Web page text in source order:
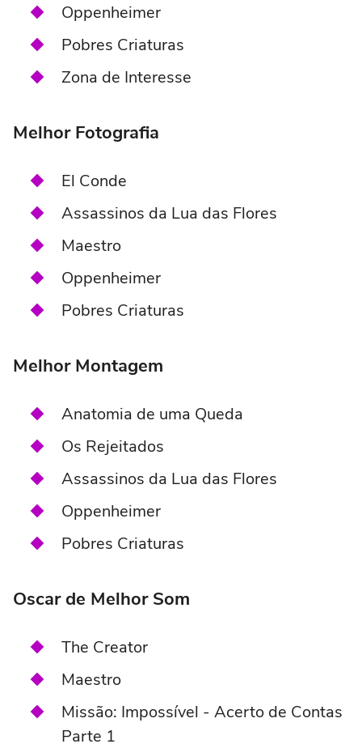
Oppenheimer
Pobres Criaturas
Zona de Interesse
Melhor Fotografia
El Conde
Assassinos da Lua das Flores
Maestro
Oppenheimer
Pobres Criaturas
Melhor Montagem
Anatomia de uma Queda
Os Rejeitados
Assassinos da Lua das Flores
Oppenheimer
Pobres Criaturas
Oscar de Melhor Som
The Creator
Maestro
Missão: Impossível - Acerto de Contas
Parte 1